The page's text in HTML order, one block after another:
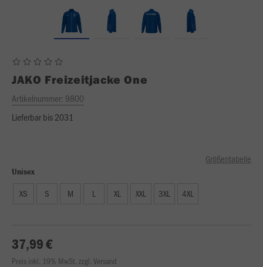
JAKO Freizeitjacke One
Artikelnummer: 9800
Lieferbar bis 2031
Größentabelle
Unisex
XS S M L XL XXL 3XL 4XL
37,99 €
Preis inkl. 19% MwSt. zzgl. Versand